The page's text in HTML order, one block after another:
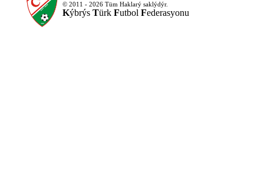
© 2011 - 2026 Tüm Haklarý saklýdýr.
Kýbrýs Türk Futbol Federasyonu